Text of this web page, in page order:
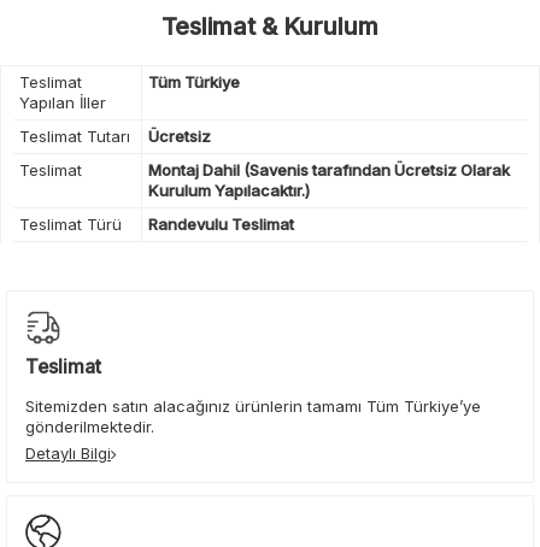
Teslimat & Kurulum
Teslimat
Yapılan İller
Tüm Türkiye
Teslimat Tutarı
Ücretsiz
Teslimat
Montaj Dahil (Savenis tarafından Ücretsiz Olarak
Kurulum Yapılacaktır.)
Teslimat Türü
Randevulu Teslimat
Teslimat
Sitemizden satın alacağınız ürünlerin tamamı Tüm Türkiye’ye
gönderilmektedir.
Detaylı Bilgi